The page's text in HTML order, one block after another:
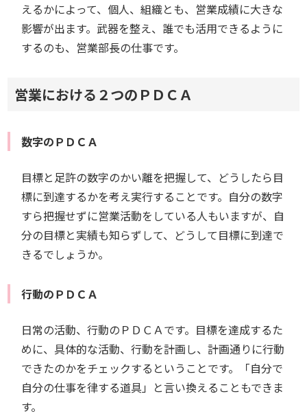
えるかによって、個人、組織とも、営業成績に大きな
影響が出ます。武器を整え、誰でも活用できるように
するのも、営業部長の仕事です。
営業における２つのＰＤＣＡ
数字のＰＤＣＡ
目標と足許の数字のかい離を把握して、どうしたら目
標に到達するかを考え実行することです。自分の数字
すら把握せずに営業活動をしている人もいますが、自
分の目標と実績も知らずして、どうして目標に到達で
きるでしょうか。
行動のＰＤＣＡ
日常の活動、行動のＰＤＣＡです。目標を達成するた
めに、具体的な活動、行動を計画し、計画通りに行動
できたのかをチェックするということです。「自分で
自分の仕事を律する道具」と言い換えることもできま
す。